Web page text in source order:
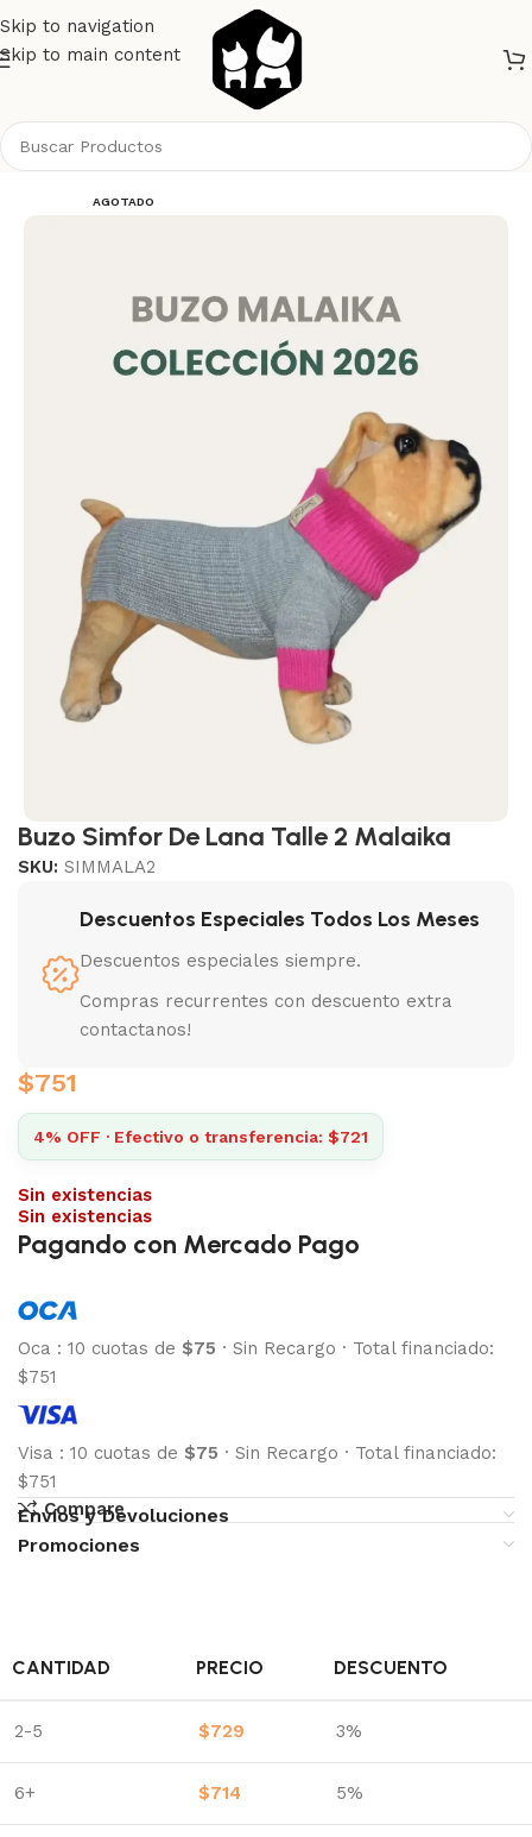
Skip to navigation
Skip to main content
AGOTADO
Buzo Simfor De Lana Talle 2 Malaika
SKU: SIMMALA2
Descuentos Especiales Todos Los Meses
Descuentos especiales siempre.
Compras recurrentes con descuento extra
contactanos!
$751
4% OFF · Efectivo o transferencia: $721
Sin existencias
Sin existencias
Pagando con Mercado Pago
Oca : 10 cuotas de $75 · Sin Recargo · Total financiado:
$751
Visa : 10 cuotas de $75 · Sin Recargo · Total financiado:
$751
Compare
Envíos y Devoluciones
Promociones
CANTIDAD PRECIO DESCUENTO
2-5 $729 3%
6+ $714 5%